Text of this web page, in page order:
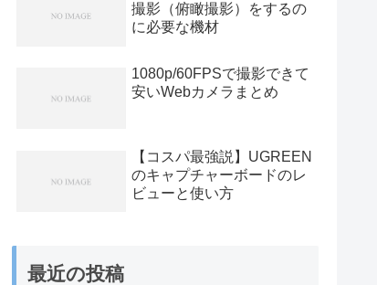
撮影（俯瞰撮影）をするの
に必要な機材
1080p/60FPSで撮影できて
安いWebカメラまとめ
【コスパ最強説】UGREEN
のキャプチャーボードのレ
ビューと使い方
最近の投稿